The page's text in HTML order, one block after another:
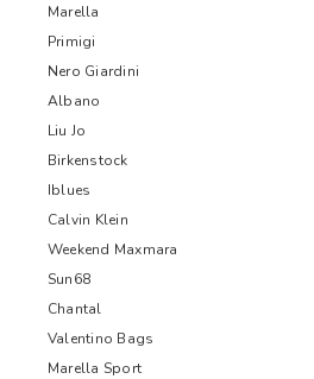
Marella
Primigi
Nero Giardini
Albano
Liu Jo
Birkenstock
Iblues
Calvin Klein
Weekend Maxmara
Sun68
Chantal
Valentino Bags
Marella Sport